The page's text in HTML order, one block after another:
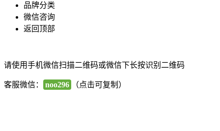
品牌分类
微信咨询
返回顶部
请使用手机微信扫描二维码或微信下长按识别二维码
客服微信： noo296 （点击可复制）